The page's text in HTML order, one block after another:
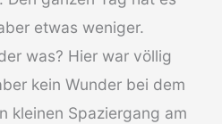
etwas weniger.
was? Hier war völlig
kein Wunder bei dem
kleinen Spaziergang am